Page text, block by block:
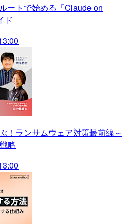
ートで始める「Claude on
ド
！ランサムウェア対策最前線～
略